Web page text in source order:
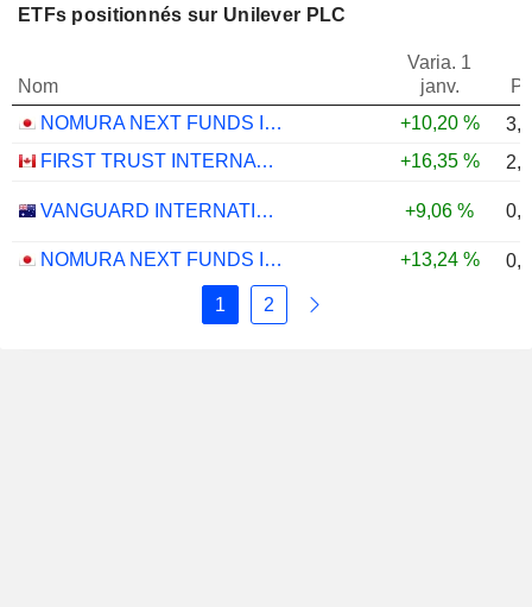
ETFs positionnés sur Unilever PLC
Nom
Varia. 1
janv.
NOMURA NEXT FUNDS INTERNATIONAL EQUITY MSCI-KOKUSAI (YEN-HEDGED) ETF - JPY
+10,20 %
FIRST TRUST INTERNATIONAL CAPITAL STRENGTH ETF - CAD
+16,35 %
VANGUARD INTERNATIONAL EQUITY INDEX FUNDS - VANGUARD FTSE ALL-WORLD EX-US ETF +9,06 %
NOMURA NEXT FUNDS INTERNATIONAL EQUITY MSCI-KOKUSAI (UNHEDGED) ETF - JPY +13,24 %
1 2